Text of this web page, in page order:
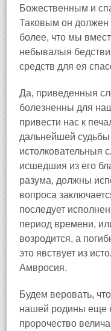
Божественным и
Таковым он должен
более, что мы
небывалыя
средств для ея
Да, приведенныя
болезненны для
привести нас к
дальнейшей судьбы
истолковательныя
исшедшия из его
разума, должны
вопроса
последует
период времени,
возродится, а
это явствует из
Амвросия.
Будем веровать,
нашей родины еще
пророчество